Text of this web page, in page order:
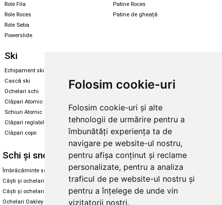
Folosim cookie-uri
Folosim cookie-uri și alte
tehnologii de urmărire pentru a
îmbunătăți experiența ta de
navigare pe website-ul nostru,
pentru afișa conținut și reclame
personalizate, pentru a analiza
traficul de pe website-ul nostru și
pentru a înțelege de unde vin
vizitatorii noștri.
Role Fila
Role Roces
Role Seba
Powerslide
Patine Roces
Patine de gheață
Ski
Echipament ski
Cască ski
Ochelari schi
Clăpari Atomic
Schiuri Atomic
Clăpari reglabili
Clăpari copii
Echipament snowboard
Skate & longboard
Santa Cruz
Enuff Skateboards
Schi și snowboard
Îmbrăcăminte schi și snowboard
Căști și ochelari de iarnă
Căști și ochelari Alpina
Ochelari Oakley
Diverse
Cum aleg rolele
Cum aleg ochelarii
Ochelari de soare Oakley
Ochelari de soare Alpina